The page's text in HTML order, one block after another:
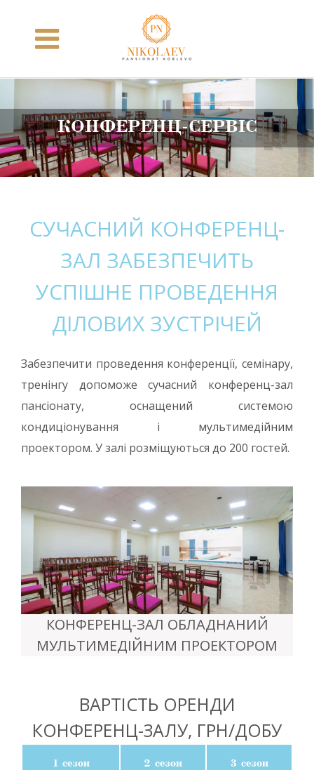
content
КОНФЕРЕНЦ-СЕРВІС
СУЧАСНИЙ КОНФЕРЕНЦ-
ЗАЛ ЗАБЕЗПЕЧИТЬ
УСПІШНЕ ПРОВЕДЕННЯ
ДІЛОВИХ ЗУСТРІЧЕЙ
Забезпечити проведення конференції, семінару,
тренінгу допоможе сучасний конференц-зал
пансіонату, оснащений системою
кондиціонування і мультимедійним
проектором. У залі розміщуються до 200 гостей.
КОНФЕРЕНЦ-ЗАЛ ОБЛАДНАНИЙ
МУЛЬТИМЕДІЙНИМ ПРОЕКТОРОМ
ВАРТІСТЬ ОРЕНДИ
КОНФЕРЕНЦ-ЗАЛУ, ГРН/ДОБУ
1 сезон 2 сезон 3 сезон